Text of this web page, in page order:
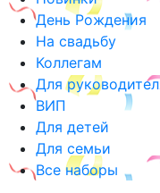
День Рождения
На свадьбу
Коллегам
Для
ВИП
Для детей
Для семьи
Все наборы